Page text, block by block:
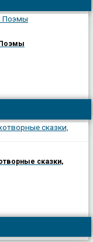
сказки,